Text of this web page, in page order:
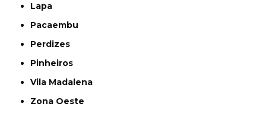
Lapa
Pacaembu
Perdizes
Pinheiros
Vila Madalena
Zona Oeste